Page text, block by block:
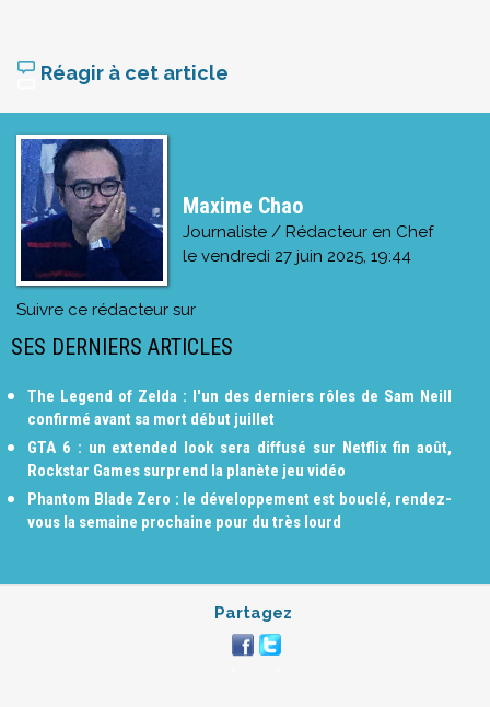
Réagir à cet article
Maxime Chao
Journaliste / Rédacteur en Chef
le vendredi 27 juin 2025, 19:44
Suivre ce rédacteur sur
SES DERNIERS ARTICLES
The Legend of Zelda : l'un des derniers rôles de Sam Neill
confirmé avant sa mort début juillet
GTA 6 : un extended look sera diffusé sur Netflix fin août,
Rockstar Games surprend la planète jeu vidéo
Phantom Blade Zero : le développement est bouclé, rendez-
vous la semaine prochaine pour du très lourd
Partagez